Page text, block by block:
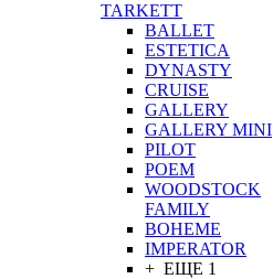
TARKETT
BALLET
ESTETICA
DYNASTY
CRUISE
GALLERY
GALLERY MINI
PILOT
POEM
WOODSTOCK
FAMILY
BOHEME
IMPERATOR
+ ЕЩЕ 1